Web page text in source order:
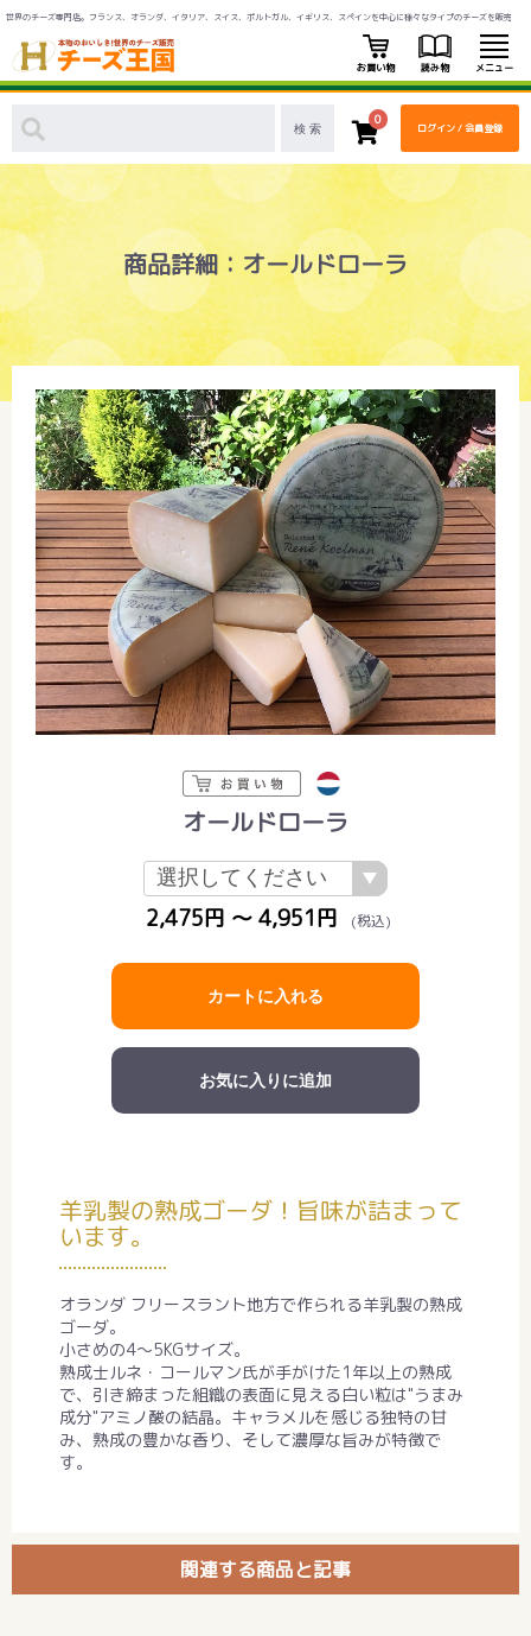
世界のチーズ専門店。フランス、オランダ、イタリア、スイス、ポルトガル、イギリス、スペインを中心に様々なタイプのチーズを販売
お買い物 読み物 メニュー
0
ログイン / 会員登録
商品詳細：オールドローラ
オールドローラ
2,475円 ～ 4,951円 (税込)
カートに入れる
お気に入りに追加
羊乳製の熟成ゴーダ！旨味が詰まって
います。
オランダ フリースラント地方で作られる羊乳製の熟成
ゴーダ。
小さめの4～5KGサイズ。
熟成士ルネ・コールマン氏が手がけた1年以上の熟成
で、引き締まった組織の表面に見える白い粒は"うまみ
成分"アミノ酸の結晶。キャラメルを感じる独特の甘
み、熟成の豊かな香り、そして濃厚な旨みが特徴で
す。
関連する商品と記事